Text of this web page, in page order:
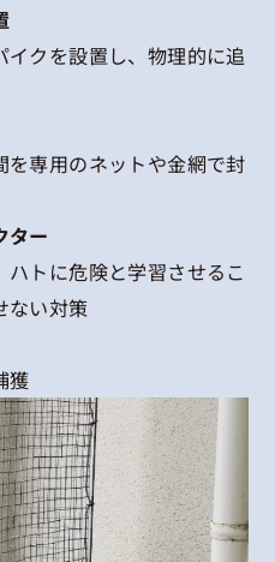
クを設置し、物理的に追
を専用のネットや金網で封
ター
トに危険と学習させるこ
ない対策
獲